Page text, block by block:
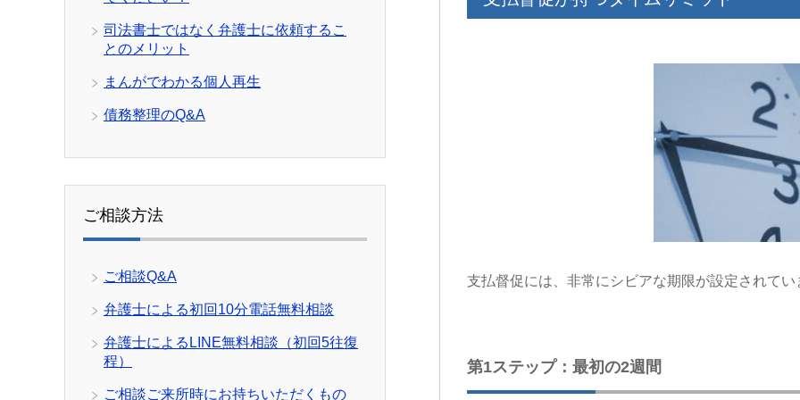
支払督促には、非常にシビアな期限が設定されてい
第1ステップ：最初の2週間
司法書士ではなく弁護士に依頼するこ
とのメリット
まんがでわかる個人再生
債務整理のQ&A
ご相談方法
ご相談Q&A
弁護士による初回10分電話無料相談
弁護士によるLINE無料相談（初回5往復
程）
ご相談ご来所時にお持ちいただくもの